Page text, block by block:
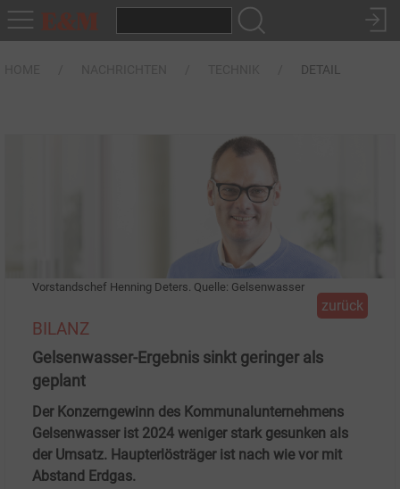
DETAIL
Vorstandschef Henning Deters. Quelle: Gelsenwasser
zurück
BILANZ
Gelsenwasser-Ergebnis sinkt geringer als
geplant
Der Konzerngewinn des Kommunalunternehmens
Gelsenwasser ist 2024 weniger stark gesunken als
der Umsatz. Haupterlösträger ist nach wie vor mit
Abstand Erdgas.